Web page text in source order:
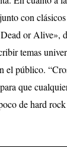
con
or Alive»,
temas
el público.
que
de hard